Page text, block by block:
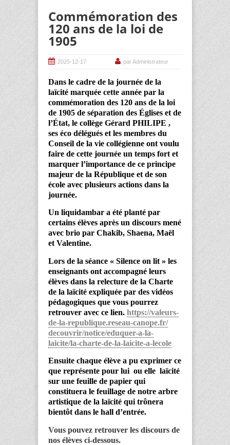
Commémoration des
120 ans de la loi de
1905
2025-12-17 par Administrateur
Dans le cadre de la journée de la
laïcité marquée cette année par la
commémoration des 120 ans de la loi
de 1905 de séparation des Églises et de
l’État, le collège Gérard PHILIPE ,
ses éco délégués et les membres du
Conseil de la vie collégienne ont voulu
faire de cette journée un temps fort et
marquer l’importance de ce principe
majeur de la République et de son
école avec plusieurs actions dans la
journée.
Un liquidambar a été planté par
certains élèves après un discours mené
avec brio par Chakib, Shaena, Maël
et Valentine.
Lors de la séance « Silence on lit » les
enseignants ont accompagné leurs
élèves dans la relecture de la Charte
de la laïcité expliquée par des vidéos
pédagogiques que vous pourrez
retrouver avec ce lien. https://valeurs-
de-la-republique.reseau-canope.fr/
decouvrir/notice/eduquer-a-la-
laicite/la-charte-de-la-laicite-a-lecole
Ensuite chaque élève a pu exprimer ce
que représente pour lui ou elle laïcité
sur une feuille de papier qui
constituera le feuillage de notre arbre
artistique de la laïcité qui trônera
bientôt dans le hall d’entrée.
Vous pouvez retrouver les discours de
nos élèves ci-dessous.